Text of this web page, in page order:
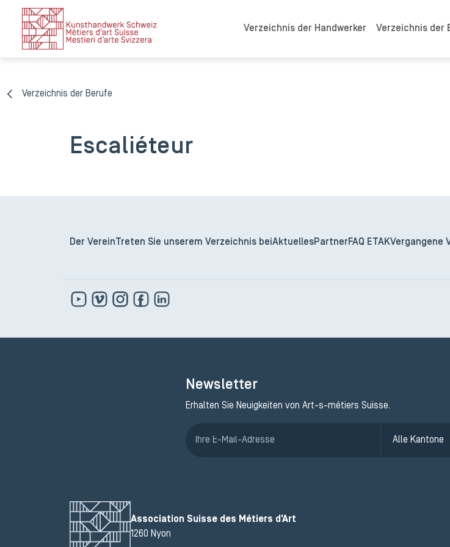
Verzeichnis der Handwerker Verzeichnis der
Verzeichnis der Berufe
Escaliéteur
Der Verein Treten Sie unserem Verzeichnis bei AktuellesPartner FAQ ETAKVergangene
Newsletter
Erhalten Sie Neuigkeiten von Art-s-métiers Suisse.
Association Suisse des Métiers d'Art
1260 Nyon